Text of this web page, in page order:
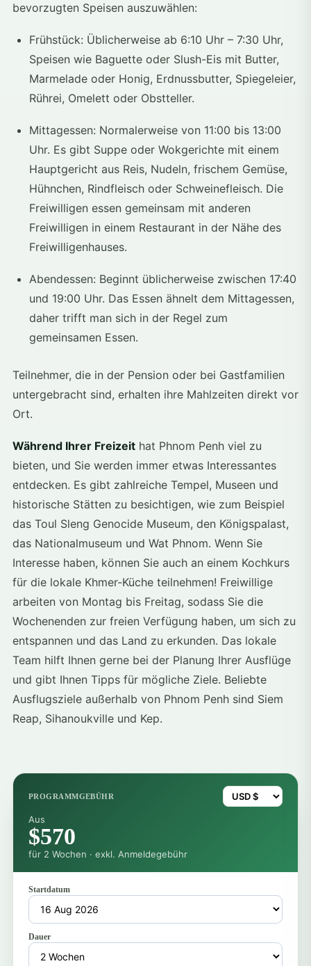
bevorzugten Speisen auszuwählen:
Frühstück: Üblicherweise ab 6:10 Uhr – 7:30 Uhr,
Speisen wie Baguette oder Slush-Eis mit Butter,
Marmelade oder Honig, Erdnussbutter, Spiegeleier,
Rührei, Omelett oder Obstteller.
Mittagessen: Normalerweise von 11:00 bis 13:00
Uhr. Es gibt Suppe oder Wokgerichte mit einem
Hauptgericht aus Reis, Nudeln, frischem Gemüse,
Hühnchen, Rindfleisch oder Schweinefleisch. Die
Freiwilligen essen gemeinsam mit anderen
Freiwilligen in einem Restaurant in der Nähe des
Freiwilligenhauses.
Abendessen: Beginnt üblicherweise zwischen 17:40
und 19:00 Uhr. Das Essen ähnelt dem Mittagessen,
daher trifft man sich in der Regel zum
gemeinsamen Essen.
Teilnehmer, die in der Pension oder bei Gastfamilien
untergebracht sind, erhalten ihre Mahlzeiten direkt vor
Ort.
Während Ihrer Freizeit hat Phnom Penh viel zu
bieten, und Sie werden immer etwas Interessantes
entdecken. Es gibt zahlreiche Tempel, Museen und
historische Stätten zu besichtigen, wie zum Beispiel
das Toul Sleng Genocide Museum, den Königspalast,
das Nationalmuseum und Wat Phnom. Wenn Sie
Interesse haben, können Sie auch an einem Kochkurs
für die lokale Khmer-Küche teilnehmen! Freiwillige
arbeiten von Montag bis Freitag, sodass Sie die
Wochenenden zur freien Verfügung haben, um sich zu
entspannen und das Land zu erkunden. Das lokale
Team hilft Ihnen gerne bei der Planung Ihrer Ausflüge
und gibt Ihnen Tipps für mögliche Ziele. Beliebte
Ausflugsziele außerhalb von Phnom Penh sind Siem
Reap, Sihanoukville und Kep.
PROGRAMMGEBÜHR
Aus
$570
für 2 Wochen · exkl. Anmeldegebühr
Startdatum
Dauer